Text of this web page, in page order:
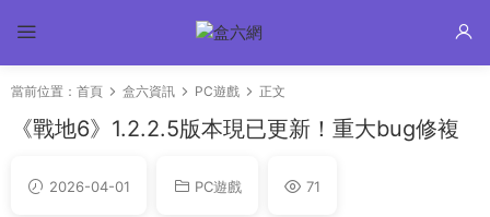
當前位置： 首頁 盒六資訊 PC遊戲 正文
《戰地6》1.2.2.5版本現已更新！重大bug修複
2026-04-01 PC遊戲 71